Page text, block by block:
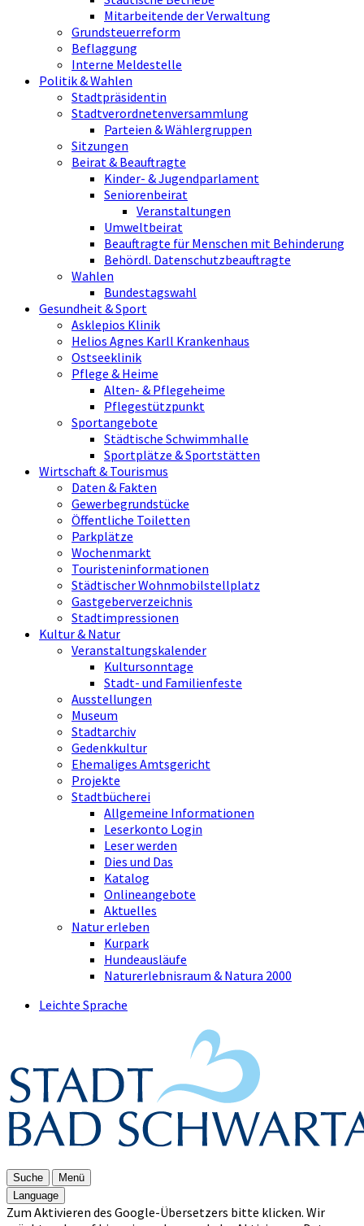
Mitarbeitende der Verwaltung
Grundsteuerreform
Beflaggung
Interne Meldestelle
Politik & Wahlen
Stadtpräsidentin
Stadtverordnetenversammlung
Parteien & Wählergruppen
Sitzungen
Beirat & Beauftragte
Kinder- & Jugendparlament
Seniorenbeirat
Veranstaltungen
Umweltbeirat
Beauftragte für Menschen mit Behinderung
Behördl. Datenschutzbeauftragte
Wahlen
Bundestagswahl
Gesundheit & Sport
Asklepios Klinik
Helios Agnes Karll Krankenhaus
Ostseeklinik
Pflege & Heime
Alten- & Pflegeheime
Pflegestützpunkt
Sportangebote
Städtische Schwimmhalle
Sportplätze & Sportstätten
Wirtschaft & Tourismus
Daten & Fakten
Gewerbegrundstücke
Öffentliche Toiletten
Parkplätze
Wochenmarkt
Touristeninformationen
Städtischer Wohnmobilstellplatz
Gastgeberverzeichnis
Stadtimpressionen
Kultur & Natur
Veranstaltungskalender
Kultursonntage
Stadt- und Familienfeste
Ausstellungen
Museum
Stadtarchiv
Gedenkkultur
Ehemaliges Amtsgericht
Projekte
Stadtbücherei
Allgemeine Informationen
Leserkonto Login
Leser werden
Dies und Das
Katalog
Onlineangebote
Aktuelles
Natur erleben
Kurpark
Hundeausläufe
Naturerlebnisraum & Natura 2000
Leichte Sprache
Suche
Menü
Language
Zum Aktivieren des Google-Übersetzers bitte klicken. Wir